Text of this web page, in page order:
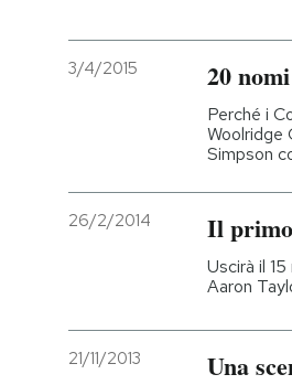
3/4/2015 20
Perché i
Woolridge
Simpson
26/2/2014 Il
Uscirà il
Aaron
21/11/2013 Una